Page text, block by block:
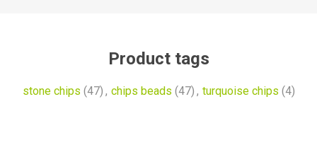
Product tags
stone chips (47) , chips beads (47) , turquoise chips (4)